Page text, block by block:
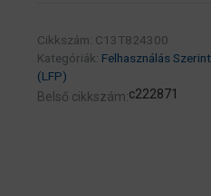
Cikkszám: C13T824300
Kategóriák: Felhasználás Szerint
(LFP)
Belső cikkszám:c222871